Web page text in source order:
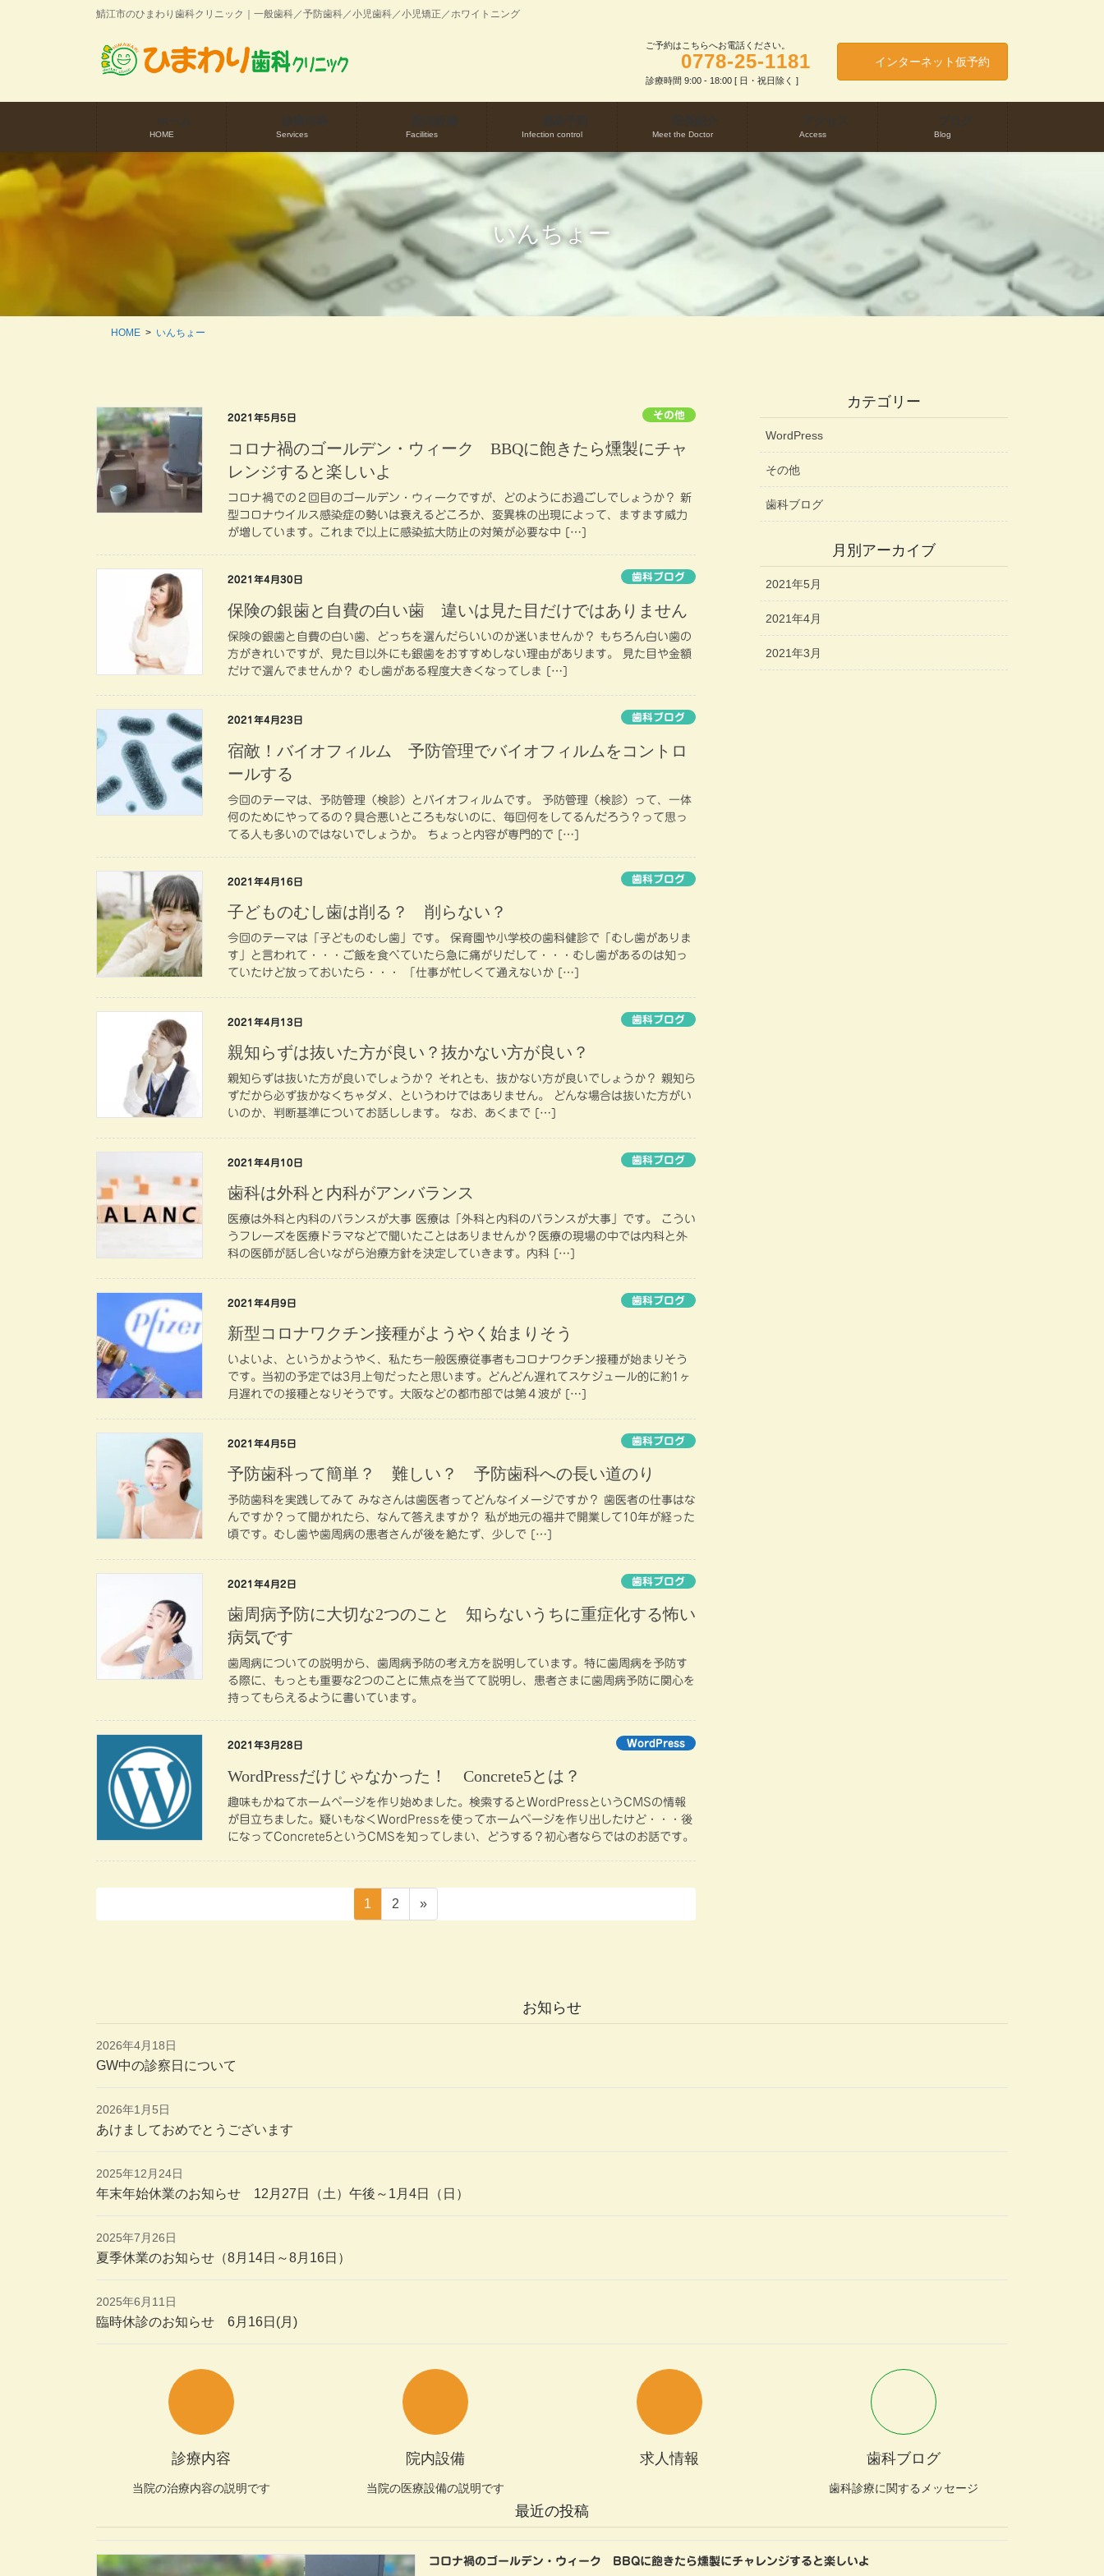
移
動
鯖江市のひまわり歯科クリニック｜一般歯科／予防歯科／小児歯科／小児矯正／ホワイトニング
ご予約はこちらへお電話ください。
0778-25-1181
診療時間 9:00 - 18:00 [ 日・祝日除く ]
インターネット仮予約
HOME Services Facilities Infection control Meet the Doctor Access Blog
いんちょー
HOME いんちょー
2021年5月5日 その他
コロナ禍のゴールデン・ウィーク BBQに飽きたら燻製にチャ
レンジすると楽しいよ
コロナ禍での２回目のゴールデン・ウィークですが、どのようにお過ごしでしょうか？ 新
型コロナウイルス感染症の勢いは衰えるどころか、変異株の出現によって、ますます威力
が増しています。これまで以上に感染拡大防止の対策が必要な中 […]
2021年4月30日 歯科ブログ
保険の銀歯と自費の白い歯 違いは見た目だけではありません
保険の銀歯と自費の白い歯、どっちを選んだらいいのか迷いませんか？ もちろん白い歯の
方がきれいですが、見た目以外にも銀歯をおすすめしない理由があります。 見た目や金額
だけで選んでませんか？ むし歯がある程度大きくなってしま […]
2021年4月23日 歯科ブログ
宿敵！バイオフィルム 予防管理でバイオフィルムをコントロ
ールする
今回のテーマは、予防管理（検診）とバイオフィルムです。 予防管理（検診）って、一体
何のためにやってるの？具合悪いところもないのに、毎回何をしてるんだろう？って思っ
てる人も多いのではないでしょうか。 ちょっと内容が専門的で […]
2021年4月16日 歯科ブログ
子どものむし歯は削る？ 削らない？
今回のテーマは「子どものむし歯」です。 保育園や小学校の歯科健診で「むし歯がありま
す」と言われて・・・ご飯を食べていたら急に痛がりだして・・・むし歯があるのは知っ
ていたけど放っておいたら・・・ 「仕事が忙しくて通えないか […]
2021年4月13日 歯科ブログ
親知らずは抜いた方が良い？抜かない方が良い？
親知らずは抜いた方が良いでしょうか？ それとも、抜かない方が良いでしょうか？ 親知ら
ずだから必ず抜かなくちゃダメ、というわけではありません。 どんな場合は抜いた方がい
いのか、判断基準についてお話しします。 なお、あくまで […]
2021年4月10日 歯科ブログ
歯科は外科と内科がアンバランス
医療は外科と内科のバランスが大事 医療は「外科と内科のバランスが大事」です。 こうい
うフレーズを医療ドラマなどで聞いたことはありませんか？医療の現場の中では内科と外
科の医師が話し合いながら治療方針を決定していきます。内科 […]
2021年4月9日 歯科ブログ
新型コロナワクチン接種がようやく始まりそう
いよいよ、というかようやく、私たち一般医療従事者もコロナワクチン接種が始まりそう
です。当初の予定では3月上旬だったと思います。どんどん遅れてスケジュール的に約1ヶ
月遅れでの接種となりそうです。大阪などの都市部では第４波が […]
2021年4月5日 歯科ブログ
予防歯科って簡単？ 難しい？ 予防歯科への長い道のり
予防歯科を実践してみて みなさんは歯医者ってどんなイメージですか？ 歯医者の仕事はな
んですか？って聞かれたら、なんて答えますか？ 私が地元の福井で開業して10年が経った
頃です。むし歯や歯周病の患者さんが後を絶たず、少しで […]
2021年4月2日 歯科ブログ
歯周病予防に大切な2つのこと 知らないうちに重症化する怖い
病気です
歯周病についての説明から、歯周病予防の考え方を説明しています。特に歯周病を予防す
る際に、もっとも重要な2つのことに焦点を当てて説明し、患者さまに歯周病予防に関心を
持ってもらえるように書いています。
2021年3月28日 WordPress
WordPressだけじゃなかった！ Concrete5とは？
趣味もかねてホームページを作り始めました。検索するとWordPressというCMSの情報
が目立ちました。疑いもなくWordPressを使ってホームページを作り出したけど・・・後
になってConcrete5というCMSを知ってしまい、どうする？初心者ならではのお話です。
稿
ジ
送
ペ
ー
1
ペ
ー
2 »
カテゴリー
WordPress
その他
歯科ブログ
月別アーカイブ
2021年5月
2021年4月
2021年3月
お知らせ
2026年4月18日
GW中の診察日について
2026年1月5日
あけましておめでとうございます
2025年12月24日
年末年始休業のお知らせ 12月27日（土）午後～1月4日（日）
2025年7月26日
夏季休業のお知らせ（8月14日～8月16日）
2025年6月11日
臨時休診のお知らせ 6月16日(月)
診療内容
当院の治療内容の説明です
院内設備
当院の医療設備の説明です
求人情報 歯科ブログ
歯科診療に関するメッセージ
最近の投稿
コロナ禍のゴールデン・ウィーク BBQに飽きたら燻製にチャレンジすると楽しいよ